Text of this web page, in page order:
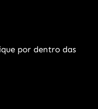
por dentro das